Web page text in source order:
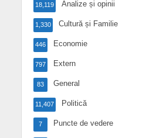
Analize și opinii
18,119
Cultură și Familie
1,330
Economie
446
Extern
797
General
83
Politică
11,407
Puncte de vedere
7